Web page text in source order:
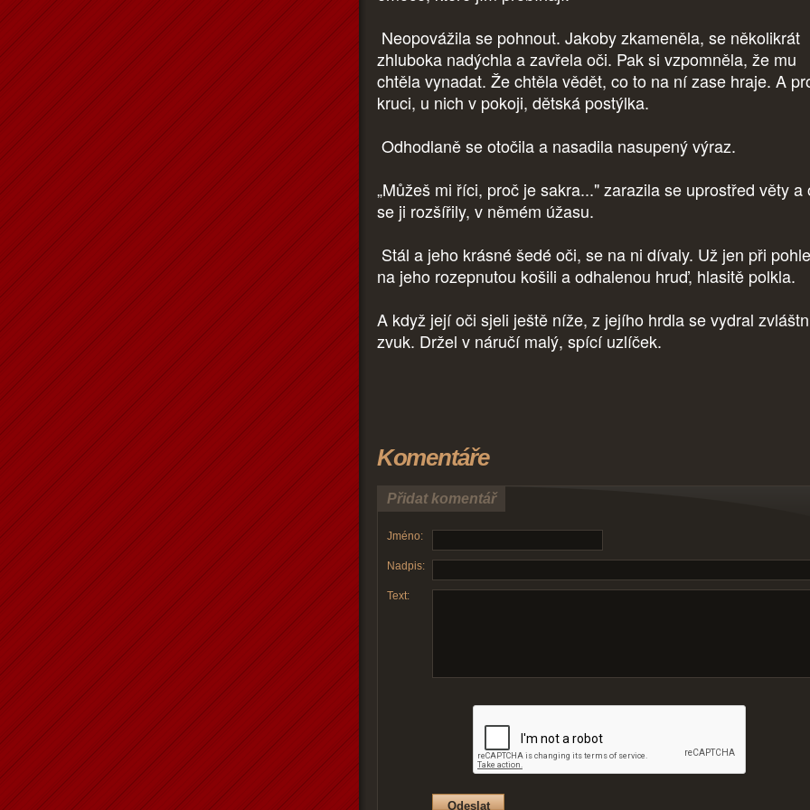
Neopovážila se pohnout. Jakoby zkameněla, se několikrát
zhluboka nadýchla a zavřela oči. Pak si vzpomněla, že mu
chtěla vynadat. Že chtěla vědět, co to na ní zase hraje. A
kruci, u nich v pokoji, dětská postýlka.
Odhodlaně se otočila a nasadila nasupený výraz.
„Můžeš mi říci, proč je sakra..." zarazila se uprostřed věty a
se ji rozšířily, v němém úžasu.
Stál a jeho krásné šedé oči, se na ni dívaly. Už jen při
na jeho rozepnutou košili a odhalenou hruď, hlasitě polkla.
A když její oči sjeli ještě níže, z jejího hrdla se vydral
zvuk. Držel v náručí malý, spící uzlíček.
Komentáře
Přidat komentář
Jméno:
Nadpis:
Text: